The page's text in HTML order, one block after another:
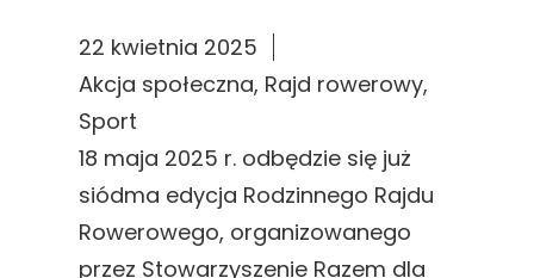
22 kwietnia 2025
Akcja społeczna, Rajd rowerowy
Sport
18 maja 2025 r. odbędzie się już
siódma edycja Rodzinnego Rajdu
Rowerowego, organizowanego
przez Stowarzyszenie Razem dla